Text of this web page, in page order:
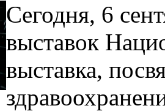
Сегодня, 6
выставок
выставка,